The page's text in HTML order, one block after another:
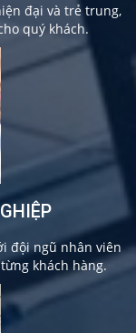
đại và trẻ trung,
quý khách.
đội ngũ nhân viên
khách hàng.